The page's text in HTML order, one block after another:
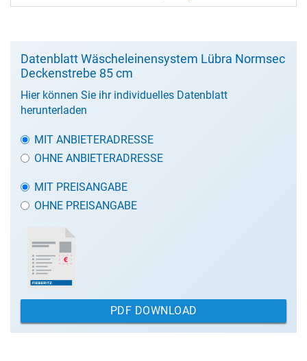
Datenblatt Wäscheleinensystem Lübra Normsec
Deckenstrebe 85 cm
Hier können Sie ihr individuelles Datenblatt
herunterladen
MIT ANBIETERADRESSE
OHNE ANBIETERADRESSE
MIT PREISANGABE
OHNE PREISANGABE
PDF DOWNLOAD